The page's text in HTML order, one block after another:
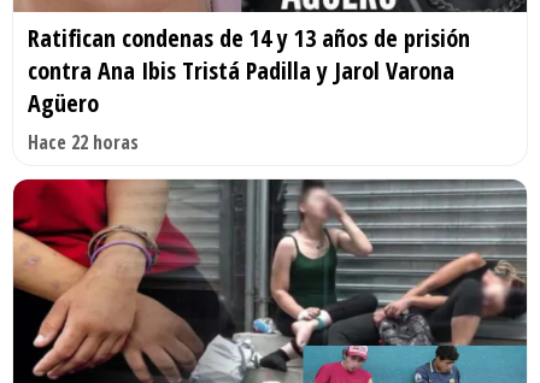
Ratifican condenas de 14 y 13 años de prisión
contra Ana Ibis Tristá Padilla y Jarol Varona
Agüero
Hace 22 horas